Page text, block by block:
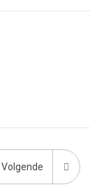
Volgende